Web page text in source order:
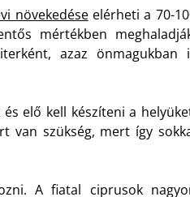
növekedéseelérheti a 70-
mértékben
azaz önmagukban
elő kell készíteni a
van szükség, mert így
A fiatal ciprusok